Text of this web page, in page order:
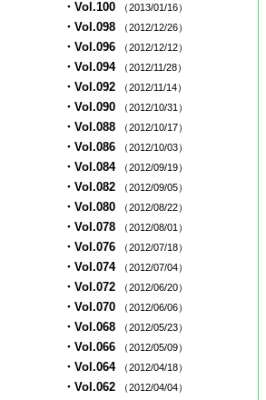
・Vol.100 （2013/01/16）
・Vol.098 （2012/12/26）
・Vol.096 （2012/12/12）
・Vol.094 （2012/11/28）
・Vol.092 （2012/11/14）
・Vol.090 （2012/10/31）
・Vol.088 （2012/10/17）
・Vol.086 （2012/10/03）
・Vol.084 （2012/09/19）
・Vol.082 （2012/09/05）
・Vol.080 （2012/08/22）
・Vol.078 （2012/08/01）
・Vol.076 （2012/07/18）
・Vol.074 （2012/07/04）
・Vol.072 （2012/06/20）
・Vol.070 （2012/06/06）
・Vol.068 （2012/05/23）
・Vol.066 （2012/05/09）
・Vol.064 （2012/04/18）
・Vol.062 （2012/04/04）